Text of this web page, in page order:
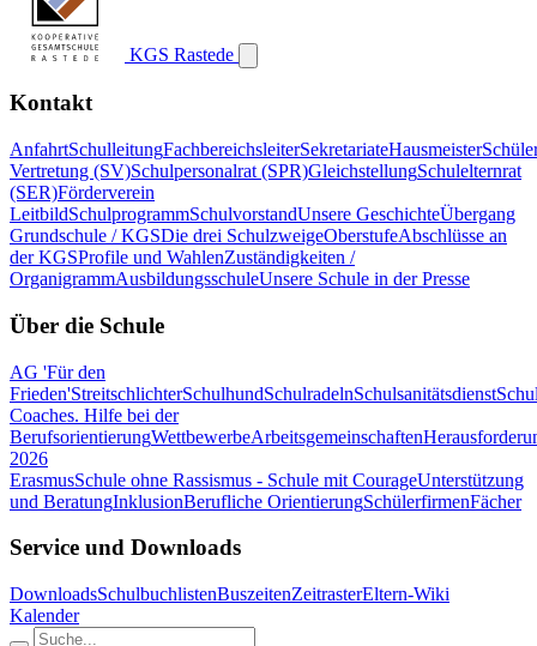
KGS Rastede
Kontakt
AnfahrtSchulleitungFachbereichsleiterSekretariateHausmeister
Vertretung (SV)Schulpersonalrat (SPR)GleichstellungSchulelternrat
(SER)Förderverein
LeitbildSchulprogrammSchulvorstandUnsere GeschichteÜbergang
Grundschule / KGSDie drei SchulzweigeOberstufeAbschlüsse an
der KGSProfile und WahlenZuständigkeiten /
OrganigrammAusbildungsschuleUnsere Schule in der Presse
Über die Schule
AG 'Für den
Frieden'StreitschlichterSchulhundSchulradelnSchulsanitätsdienst
Coaches. Hilfe bei der
BerufsorientierungWettbewerbeArbeitsgemeinschaften
2026
ErasmusSchule ohne Rassismus - Schule mit CourageUnterstützung
und BeratungInklusionBerufliche OrientierungSchülerfirmenFächer
Service und Downloads
DownloadsSchulbuchlistenBuszeitenZeitrasterEltern-Wiki
Kalender